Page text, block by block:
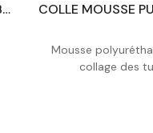
MOUSSE DE MONTAGE PISTOLABLE MONOCOMPOSANT PURLOGIC PREMIUM
Acheter
COLLE MOUSSE
Mousse
collage des